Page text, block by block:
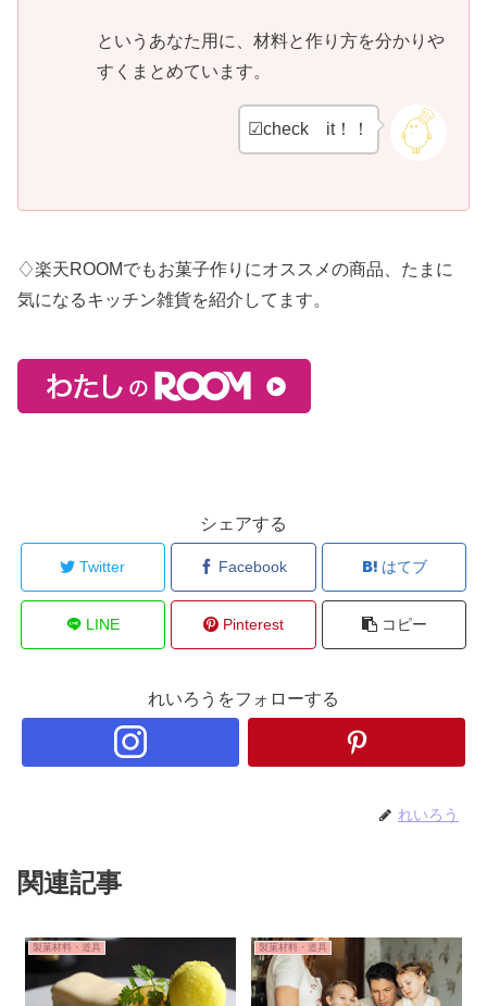
というあなた用に、材料と作り方を分かりや
すくまとめています。
☑check it！！
♢楽天ROOMでもお菓子作りにオススメの商品、たまに
気になるキッチン雑貨を紹介してます。
シェアする
Twitter Facebook はてブ
LINE Pinterest コピー
れいろうをフォローする
れいろう
関連記事
製菓材料・道具 製菓材料・道具